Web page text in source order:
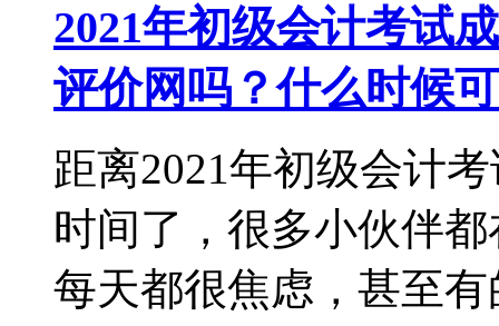
2021年初级会计考试
评价网吗？什么时候
距离2021年初级会计
时间了，很多小伙伴
每天都很焦虑，甚至